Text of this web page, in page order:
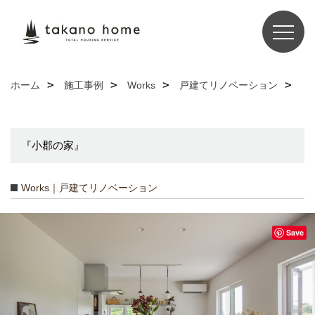
ホーム 施工事例 Works 戸建てリノベーション
『小郡の家』
Works｜戸建てリノベーション
Save